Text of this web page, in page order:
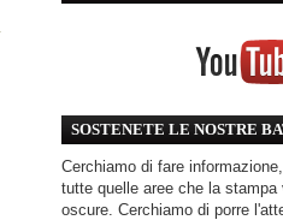
SOSTENETE LE NOSTRE
Cerchiamo di fare
tutte quelle aree che la
oscure. Cerchiamo di porre